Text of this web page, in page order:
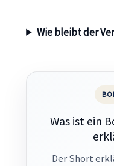
Wie bleibt der
Was ist ein
Der Short